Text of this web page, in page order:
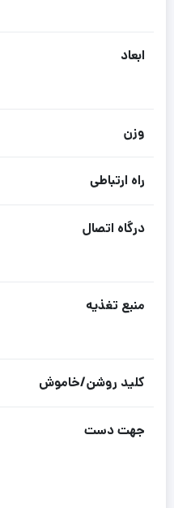
ابعاد
وزن
راه ارتباطی
درگاه اتصال
منبع تغذیه
کلید روشن/خاموش
جهت دست